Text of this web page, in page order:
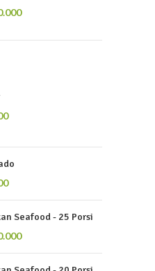
Seafood - 25 Porsi